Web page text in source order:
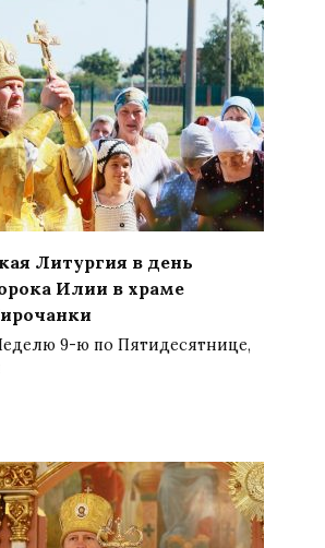
Литургия в день
Илии в храме
9-ю по Пятидесятнице,